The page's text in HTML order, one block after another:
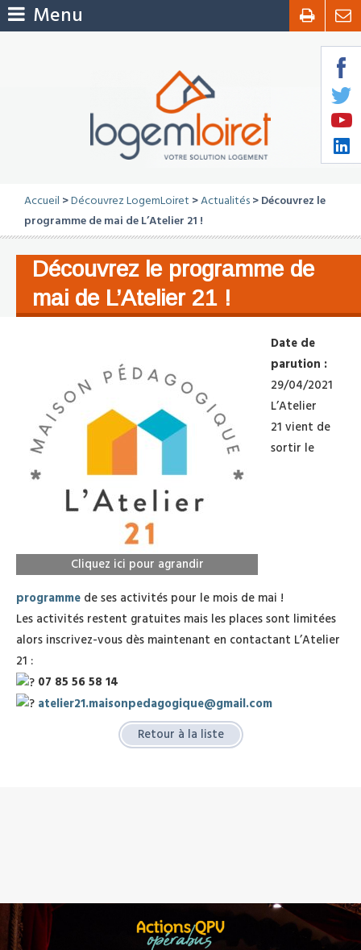
Menu
Accueil >Découvrez LogemLoiret >Actualités > Découvrez le
programme de mai de L’Atelier 21 !
Découvrez le programme de
mai de L’Atelier 21 !
Cliquez ici pour agrandir
Date de
parution :
29/04/2021
L’Atelier
21 vient de
sortir le
programme de ses activités pour le mois de mai !
Les activités restent gratuites mais les places sont limitées
alors inscrivez-vous dès maintenant en contactant L’Atelier
21 :
07 85 56 58 14
atelier21.maisonpedagogique@gmail.com
Retour à la liste